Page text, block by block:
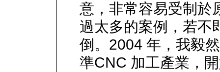
意，非常容易受制於
過太多的案例，若不
倒。2004 年，我毅
準CNC 加工產業，